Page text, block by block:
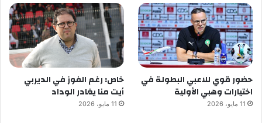
حضور قوي للاعبي البطولة في
اختيارات وهبي الأولية
11 مايو، 2026
خاص: رغم الفوز في الديربي
أيت منا يغادر الوداد
11 مايو، 2026